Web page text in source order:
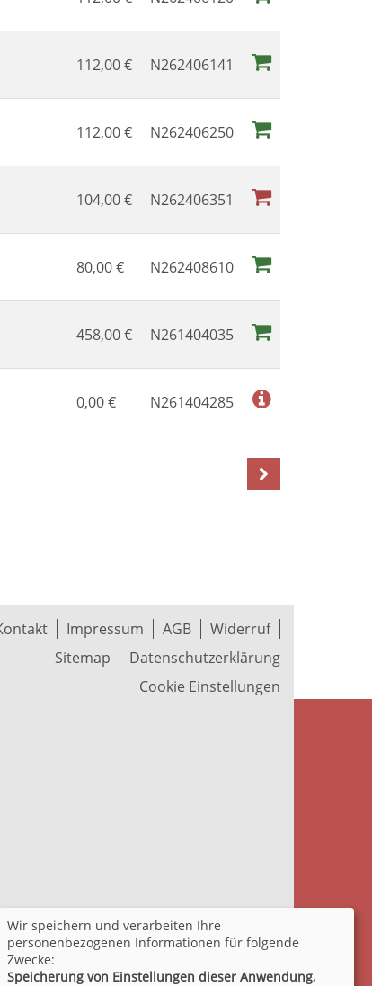
112,00€ N262406141
112,00€ N262406250
104,00€ N262406351
80,00€ N262408610
458,00€ N261404035
0,00€ N261404285
Impressum AGB
Widerruf
Sitemap
Datenschutzerklärung
Cookie Einstellungen
Wir speichern und verarbeiten Ihre
personenbezogenen Informationen für folgende
Zwecke:
Speicherung von Einstellungen dieser Anwendung,